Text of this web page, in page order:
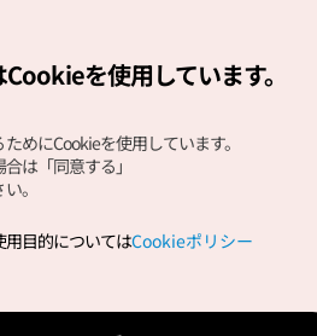
Organization All Rights
ール
を使用しています。
めにCookieを使用しています。
は「同意する」
。
目的についてはCookieポリシー